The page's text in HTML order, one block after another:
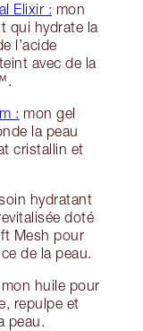
Elixir : mon
qui hydrate la
l’acide
avec de la
: mon gel
la peau
cristallin et
hydratant
doté
Mesh pour
de la peau.
mon huile pour
repulpe et
peau.